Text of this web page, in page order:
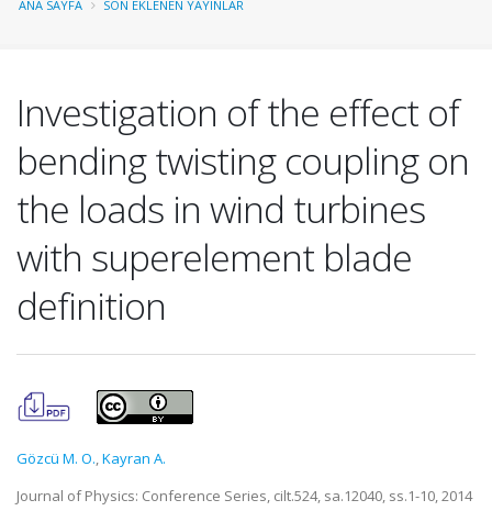
ANA SAYFA SON EKLENEN YAYINLAR
Investigation of the effect of
bending twisting coupling on
the loads in wind turbines
with superelement blade
definition
Gözcü M. O.,Kayran A.
Journal of Physics: Conference Series, cilt.524, sa.12040, ss.1-10, 2014